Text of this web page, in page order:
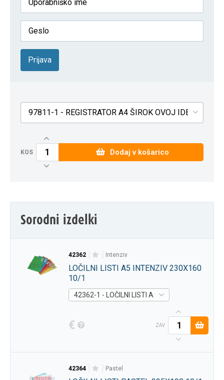
Prijava
97811-1 - REGISTRATOR A4 ŠIROK OVOJ IDEA
KOS Dodaj v košarico
Sorodni izdelki
42362 intenziv
LOČILNI LISTI A5 INTENZIV 230X160
10/1
42362-1 - LOČILNI LISTI A5 INTENZIV 230X160
€ ZAV
42364 pastel